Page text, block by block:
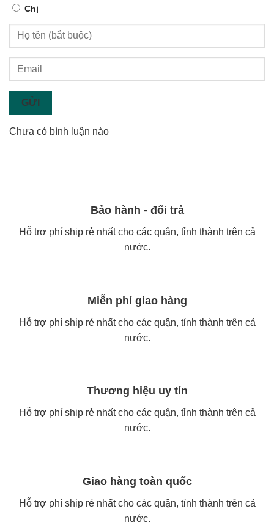
Chị
GỬI
Chưa có bình luận nào
Bảo hành - đổi trả
Hỗ trợ phí ship rẻ nhất cho các quận, tỉnh thành trên cả
nước.
Miễn phí giao hàng
Hỗ trợ phí ship rẻ nhất cho các quận, tỉnh thành trên cả
nước.
Thương hiệu uy tín
Hỗ trợ phí ship rẻ nhất cho các quận, tỉnh thành trên cả
nước.
Giao hàng toàn quốc
Hỗ trợ phí ship rẻ nhất cho các quận, tỉnh thành trên cả
nước.